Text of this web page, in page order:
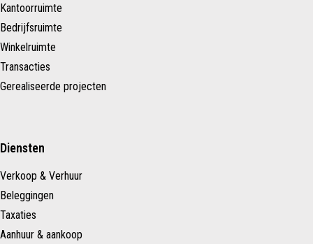
Kantoorruimte
Bedrijfsruimte
Winkelruimte
Transacties
Gerealiseerde projecten
Diensten
Verkoop & Verhuur
Beleggingen
Taxaties
Aanhuur & aankoop